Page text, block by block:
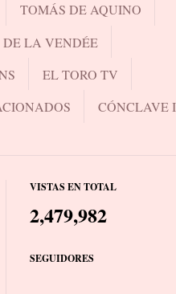
TOMÁS DE AQUINO
LA VENDÉE
EL TORO TV
CÓNCLAVE
VISTAS EN TOTAL
2,479,982
SEGUIDORES